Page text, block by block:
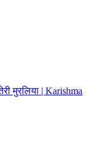
मुरलिया | Karishma